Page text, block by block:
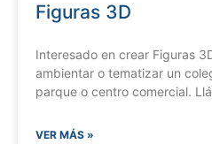
Figuras 3D
Interesado en crear Figuras
ambientar o tematizar un
parque o centro comercial.
VER MÁS »